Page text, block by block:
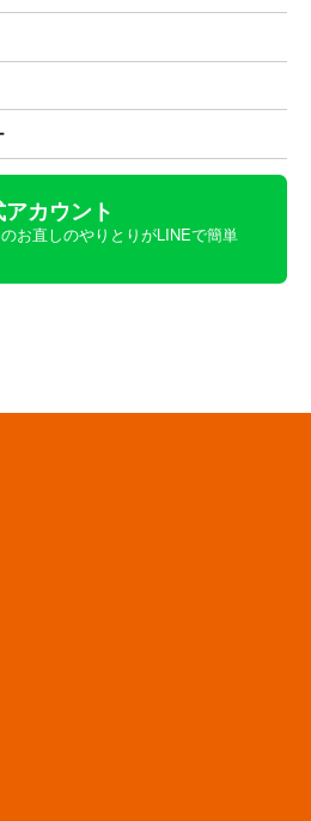
カウント
お直しのやりとりがLINEで簡単